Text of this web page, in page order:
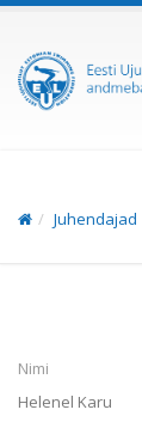
Juhendajad
Nimi
Helenel Karu